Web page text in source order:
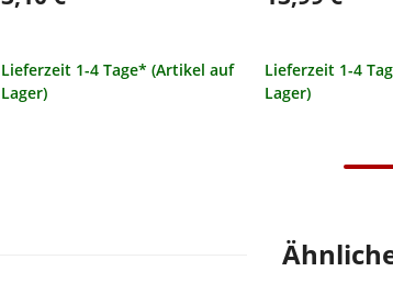
Lieferzeit 1-4 Tage* (Artikel auf
Lager)
Lieferzeit 1-4
Lager)